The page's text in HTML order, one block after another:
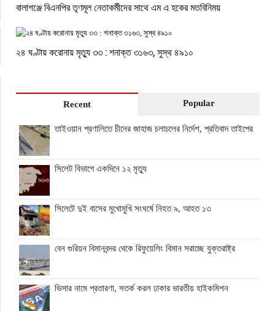
বালাগঞ্জে বিএনপির তৃণমূল নেতাকর্মীদের সাথে এম এ হকের মতবিনিময়
২৪ ঘণ্টায় করোনায় মৃত্যু ৩৩ : শনাক্ত ৩১৬৩, সুস্থ ৪৯১০
Recent Popular
তাইওয়ান প্রণালিতে চীনের জাহাজ চলাচলের নির্দেশ, প্রতিবাদ তাইপের
সিলেট বিভাগে একদিনে ১২ মৃত্যু
সিলেটে দুই বাসের মুখোমুখি সংঘর্ষে নিহত ৯, আহত ১৩
বেন গুরিয়ন বিমানবন্দর থেকে রিফুয়েলিং বিমান সরাচ্ছে যুক্তরাষ্ট্র
ভিসার নামে প্রতারণা, সতর্ক করল ঢাকার ভারতীয় হাইকমিশন